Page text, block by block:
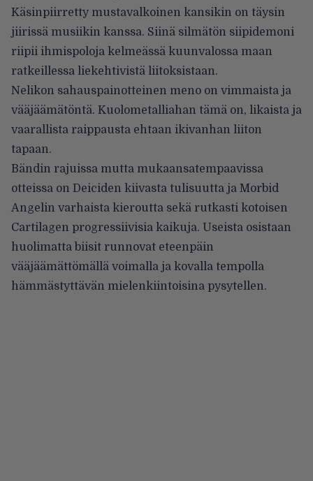
Käsinpiirretty mustavalkoinen kansikin on täysin
jiirissä musiikin kanssa. Siinä silmätön siipidemoni
riipii ihmispoloja kelmeässä kuunvalossa maan
ratkeillessa liekehtivistä liitoksistaan.
Nelikon sahauspainotteinen meno on vimmaista ja
vääjäämätöntä. Kuolometalliahan tämä on, likaista ja
vaarallista raippausta ehtaan ikivanhan liiton
tapaan.
Bändin rajuissa mutta mukaansatempaavissa
otteissa on Deiciden kiivasta tulisuutta ja Morbid
Angelin varhaista kieroutta sekä rutkasti kotoisen
Cartilagen progressiivisia kaikuja. Useista osistaan
huolimatta biisit runnovat eteenpäin
vääjäämättömällä voimalla ja kovalla tempolla
hämmästyttävän mielenkiintoisina pysytellen.